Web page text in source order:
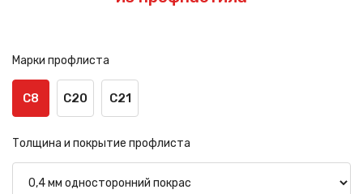
Марки профлиста
С8 С20 С21
Толщина и покрытие профлиста